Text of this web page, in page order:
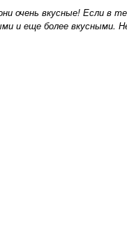
очень вкусные! Если в
и еще более вкусными.